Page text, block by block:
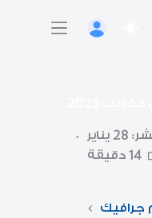
يناير
14 دقيقة
جرافيك